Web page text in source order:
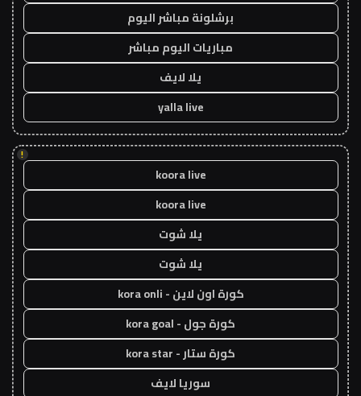
برشلونة مباشر اليوم
مباريات اليوم مباشر
يلا لايف
yalla live
!
koora live
koora live
يلا شوت
يلا شوت
كورة اون لاين - kora onli
كورة جول - kora goal
كورة ستار - kora star
سوريا لايف